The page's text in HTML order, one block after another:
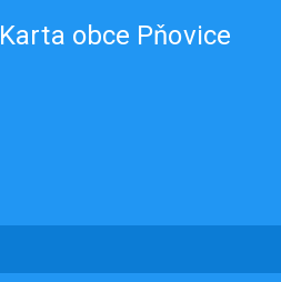
Karta obce Pňovice